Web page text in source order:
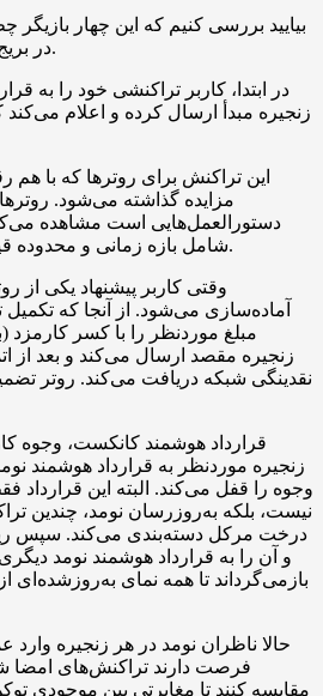
بیایید بررسی کنیم که این چهار
در بریج کانکست را انجام می‌دهند.
زنجیره مبدأ ارسال کرده و اعلام
مزایده گذاشته می‌شود.
دستورالعمل‌هایی است مشاهده
شامل بازه زمانی و محدوده قیمت به کاربر ارائه می‌دهند.
آماده‌سازی می‌شود. از آنجا که
مبلغ موردنظر را با کسر
زنجیره مقصد ارسال می‌کند و بعد از
نقدینگی شبکه دریافت می‌کند. روتر
زنجیره موردنظر به قرارداد هوشمند
وجوه را قفل می‌کند. البته این
نیست، بلکه به‌روزرسان نومد، چندین
درخت مرکل دسته‌بندی می‌کند. سپس
و آن را به قرارداد هوشمند نومد
بازمی‌گرداند تا همه نمای به‌روزشده‌ای
فرصت دارند تراکنش‌های امضا
مقایسه کنند تا مغایرتی بین موجودی